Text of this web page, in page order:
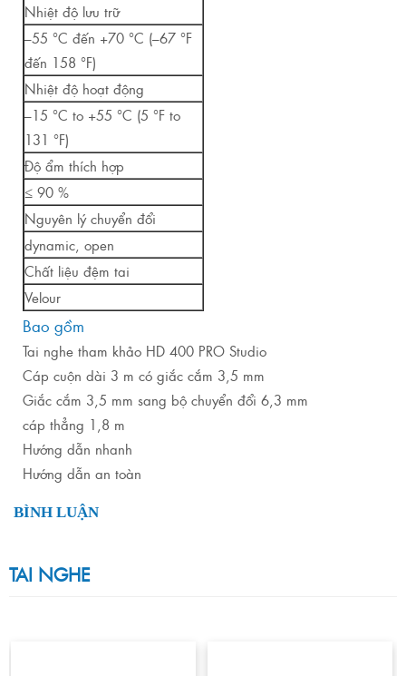
Nhiệt độ lưu trữ
–55 °C đến +70 °C (–67 °F
đến 158 °F)
Nhiệt độ hoạt động
–15 °C to +55 °C (5 °F to
131 °F)
Độ ẩm thích hợp
≤ 90 %
Nguyên lý chuyển đổi
dynamic, open
Chất liệu đệm tai
Velour
Bao gồm
Tai nghe tham khảo HD 400 PRO Studio
Cáp cuộn dài 3 m có giắc cắm 3,5 mm
Giắc cắm 3,5 mm sang bộ chuyển đổi 6,3 mm
cáp thẳng 1,8 m
Hướng dẫn nhanh
Hướng dẫn an toàn
BÌNH LUẬN
TAI NGHE